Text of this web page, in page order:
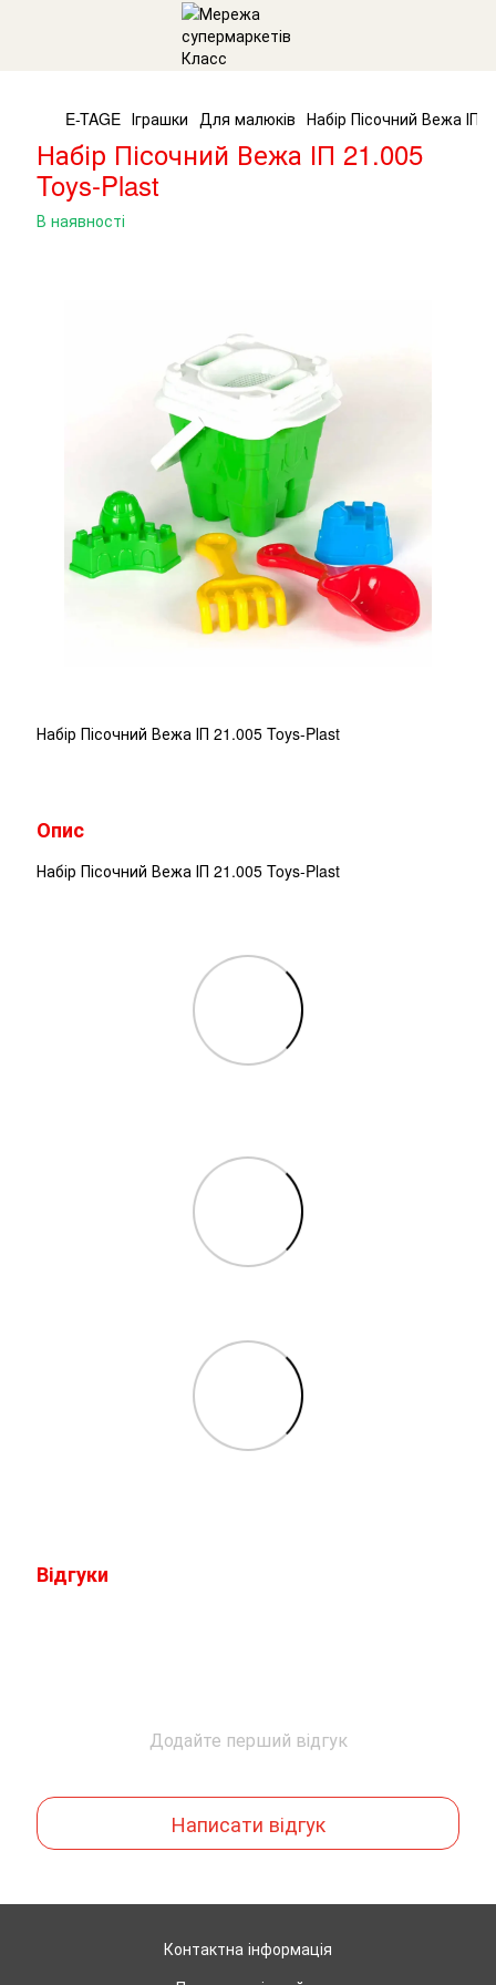
E-TAGE Іграшки Для малюків Набір Пісочний Вежа ІП
Набір Пісочний Вежа ІП 21.005
Toys-Plast
В наявності
Набір Пісочний Вежа ІП 21.005 Toys-Plast
Опис
Набір Пісочний Вежа ІП 21.005 Toys-Plast
Відгуки
Додайте перший відгук
Написати відгук
Контактна інформація